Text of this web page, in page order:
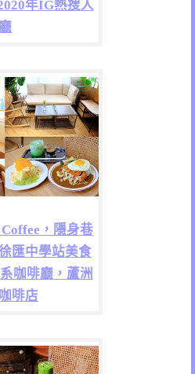
年IG熱搜人
，隱身巷
匯中學站美食
咖啡廳，蘆洲
啡店